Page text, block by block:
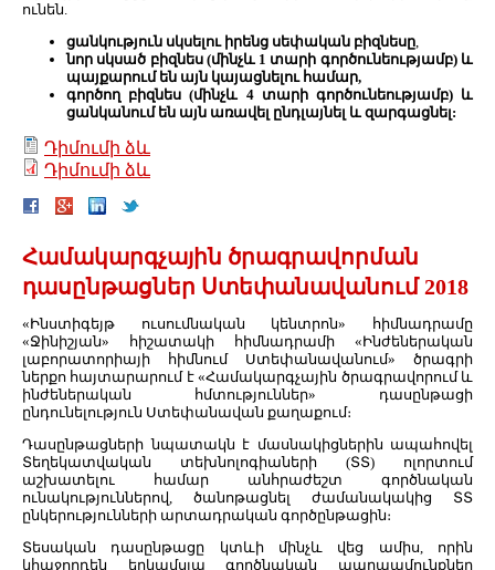
ունեն.
ցանկություն սկսելու իրենց սեփական բիզնեսը
նոր սկսած բիզնես (մինչև 1 տարի գործունեությամբ) և
պայքարում են այն կայացնելու համար,
գործող բիզնես (մինչև 4 տարի գործունեությամբ) և
ցանկանում են այն առավել ընդլայնել և զարգացնել:
Դիմումի ձև
Դիմումի ձև
Համակարգչային ծրագրավորման
դասընթացներ Ստեփանավանում 2018
«Ինստիգեյթ ուսումնական կենտրոն» հիմնադրամը
«Ջինիշյան» հիշատակի հիմնադրամի «Ինժեներական
լաբորատորիայի հիմնում Ստեփանավանում» ծրագրի
ներքո հայտարարում է «Համակարգչային ծրագրավորում և
ինժեներական հմտություններ» դասընթացի
ընդունելություն Ստեփանավան քաղաքում։
Դասընթացների նպատակն է մասնակիցներին ապահովել
Տեղեկատվական տեխնոլոգիաների (ՏՏ) ոլորտում
աշխատելու համար անհրաժեշտ գործնական
ունակություններով, ծանոթացնել ժամանակակից ՏՏ
ընկերությունների արտադրական գործընթացին։
Տեսական դասընթացը կտևի մինչև վեց ամիս, որին
կհաջորդեն երկամսյա գործնական պարապմունքներ